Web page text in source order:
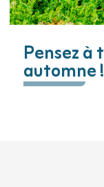
Pensez
automne !